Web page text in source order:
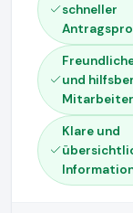
schneller
und
Mitarbeiter
Klare und